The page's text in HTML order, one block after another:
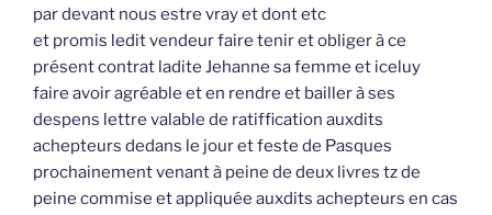
par devant nous estre vray et dont etc
et promis ledit vendeur faire tenir et obliger à ce
présent contrat ladite Jehanne sa femme et iceluy
faire avoir agréable et en rendre et bailler à ses
despens lettre valable de ratiffication auxdits
achepteurs dedans le jour et feste de Pasques
prochainement venant à peine de deux livres tz de
peine commise et appliquée auxdits achepteurs en cas